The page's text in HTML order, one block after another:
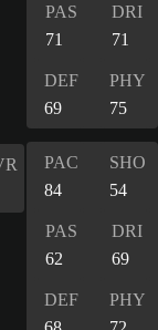
PAS
71
DRI
71
DEF
69
PHY
75
PAC
84
SHO
54
PAS
62
DRI
69
DEF
PHY